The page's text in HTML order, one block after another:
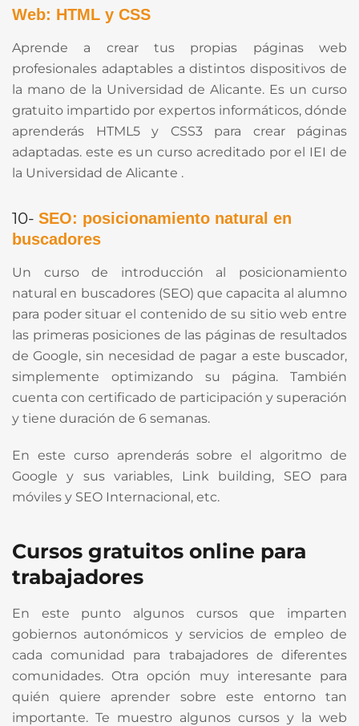
Web: HTML y CSS
Aprende a crear tus propias páginas web
profesionales adaptables a distintos dispositivos de
la mano de la Universidad de Alicante. Es un curso
gratuito impartido por expertos informáticos, dónde
aprenderás HTML5 y CSS3 para crear páginas
adaptadas. este es un curso acreditado por el IEI de
la Universidad de Alicante .
10- SEO: posicionamiento natural en
buscadores
Un curso de introducción al posicionamiento
natural en buscadores (SEO) que capacita al alumno
para poder situar el contenido de su sitio web entre
las primeras posiciones de las páginas de resultados
de Google, sin necesidad de pagar a este buscador,
simplemente optimizando su página. También
cuenta con certificado de participación y superación
y tiene duración de 6 semanas.
En este curso aprenderás sobre el algoritmo de
Google y sus variables, Link building, SEO para
móviles y SEO Internacional, etc.
Cursos gratuitos online para
trabajadores
En este punto algunos cursos que imparten
gobiernos autonómicos y servicios de empleo de
cada comunidad para trabajadores de diferentes
comunidades. Otra opción muy interesante para
quién quiere aprender sobre este entorno tan
importante. Te muestro algunos cursos y la web